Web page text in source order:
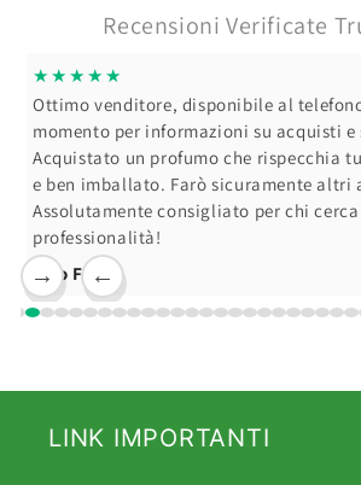
Recensioni Verificate
←
→
★★★★★
Ottimo venditore, disponibile al
momento per informazioni su acquisti e
Acquistato un profumo che rispecchia
e ben imballato. Farò sicuramente altri
Assolutamente consigliato per chi
professionalità!
Ciro F.
LINK IMPORTANTI